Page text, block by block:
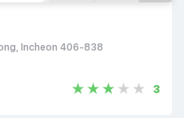
Incheon 406-838
3